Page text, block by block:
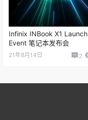
Infinix INBook X1 Launch
Event 笔记本发布会
21年8月14日 2